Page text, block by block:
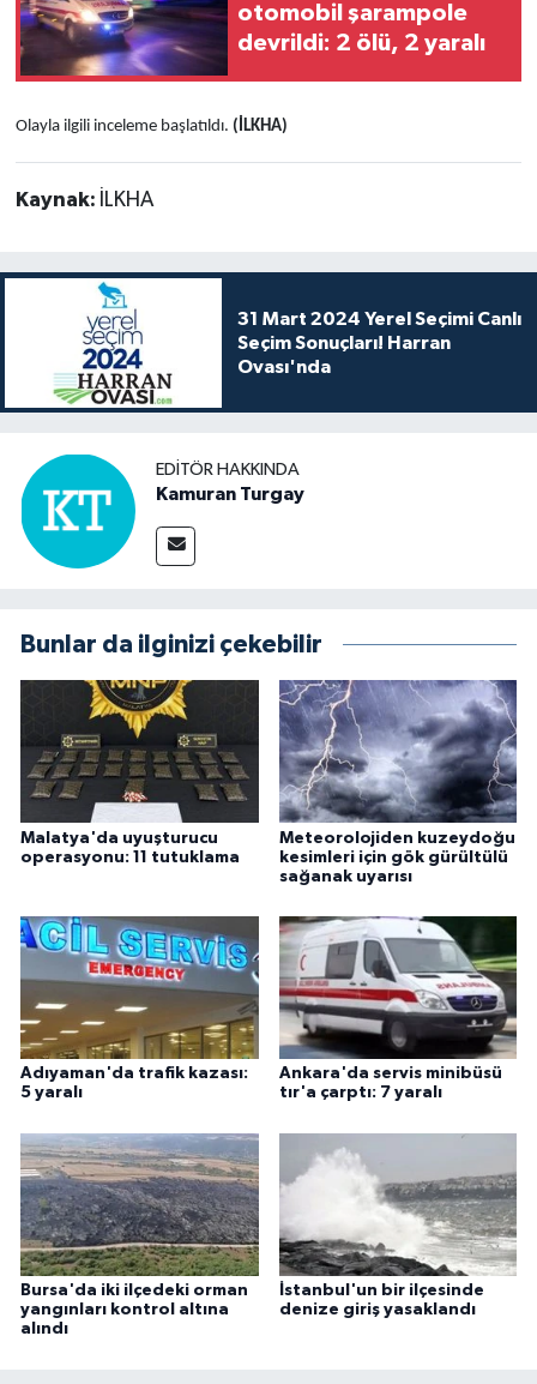
otomobil şarampole
devrildi: 2 ölü, 2 yaralı
Olayla ilgili inceleme başlatıldı. (İLKHA)
Kaynak: İLKHA
31 Mart 2024 Yerel Seçimi Canlı
Seçim Sonuçları! Harran
Ovası'nda
EDITÖR HAKKINDA
Kamuran Turgay
Bunlar da ilginizi çekebilir
Malatya'da uyuşturucu
operasyonu: 11 tutuklama
Meteorolojiden kuzeydoğu
kesimleri için gök gürültülü
sağanak uyarısı
Adıyaman'da trafik kazası:
5 yaralı
Ankara'da servis minibüsü
tır'a çarptı: 7 yaralı
Bursa'da iki ilçedeki orman
yangınları kontrol altına
alındı
İstanbul'un bir ilçesinde
denize giriş yasaklandı